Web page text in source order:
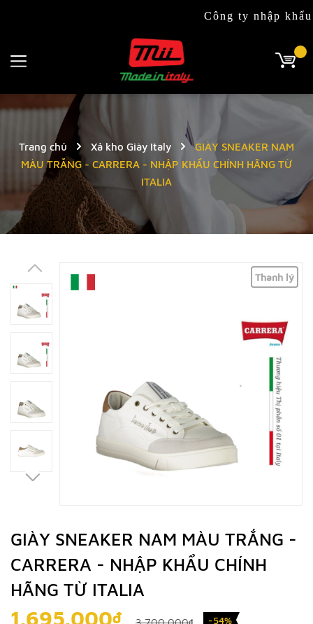
Công ty nhập khẩu &
Trang chủ Xả kho Giày Italy
GIÀY SNEAKER NAM
MÀU TRẮNG - CARRERA - NHẬP KHẨU CHÍNH HÃNG TỪ
ITALIA
Thanh lý
GIÀY SNEAKER NAM MÀU TRẮNG -
CARRERA - NHẬP KHẨU CHÍNH
HÃNG TỪ ITALIA
1.695.000₫ -54%